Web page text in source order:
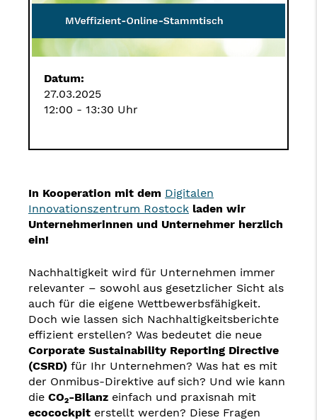
Datum:
27.03.2025
12:00 - 13:30 Uhr
In Kooperation mit dem Digitalen
Innovationszentrum Rostock laden wir
Unternehmerinnen und Unternehmer herzlich
ein!
Nachhaltigkeit wird für Unternehmen immer
relevanter – sowohl aus gesetzlicher Sicht als
auch für die eigene Wettbewerbsfähigkeit.
Doch wie lassen sich Nachhaltigkeitsberichte
effizient erstellen? Was bedeutet die neue
Corporate Sustainability Reporting Directive
(CSRD) für Ihr Unternehmen? Was hat es mit
der Onmibus-Direktive auf sich? Und wie kann
die CO₂-Bilanz einfach und praxisnah mit
ecocockpit erstellt werden? Diese Fragen